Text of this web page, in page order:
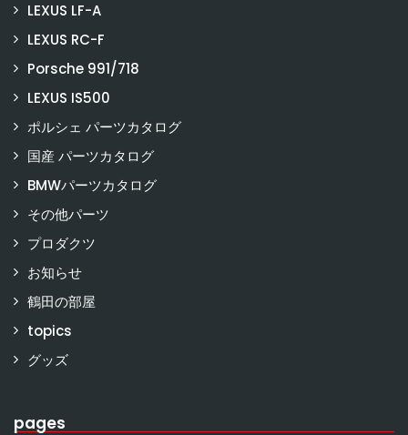
LEXUS LF-A
LEXUS RC-F
Porsche 991/718
LEXUS IS500
ポルシェ パーツカタログ
国産 パーツカタログ
BMWパーツカタログ
その他パーツ
プロダクツ
お知らせ
鶴田の部屋
topics
グッズ
pages